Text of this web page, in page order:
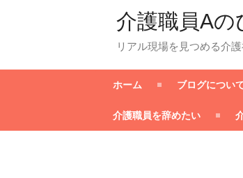
介護職員Aの
リアル現場を見つめる介
ホーム ブログについ
介護職員を辞めたい